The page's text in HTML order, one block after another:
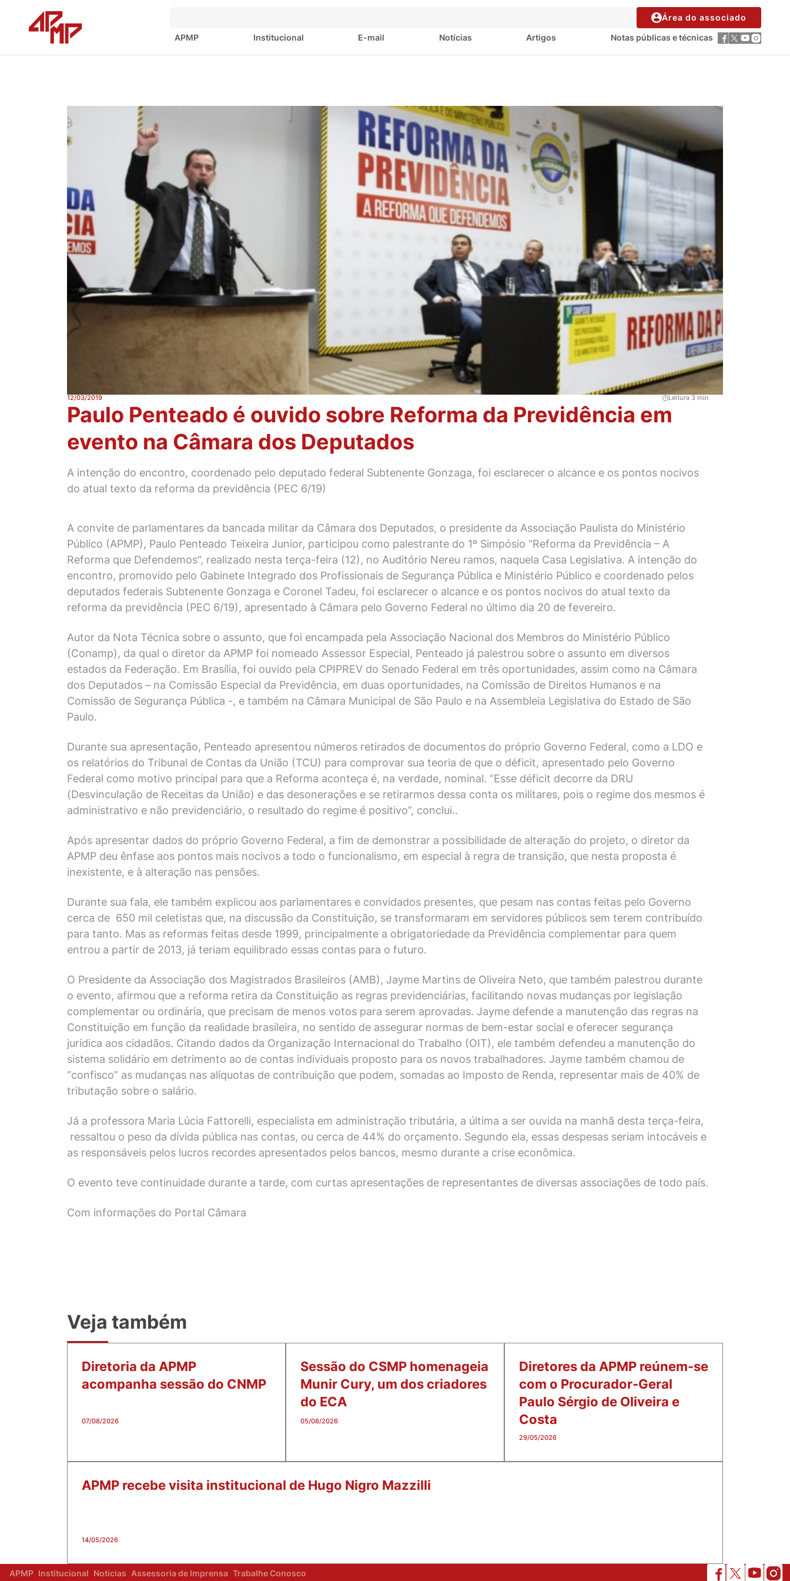
Área do associado
APMP
Institucional E-mail Notícias Artigos Notas públicas e técnicas
12/03/2019 Leitura 3 min
Paulo Penteado é ouvido sobre Reforma da Previdência em
evento na Câmara dos Deputados
A intenção do encontro, coordenado pelo deputado federal Subtenente Gonzaga, foi esclarecer o alcance e os pontos nocivos
do atual texto da reforma da previdência (PEC 6/19)
A convite de parlamentares da bancada militar da Câmara dos Deputados, o presidente da Associação Paulista do Ministério
Público (APMP), Paulo Penteado Teixeira Junior, participou como palestrante do 1º Simpósio “Reforma da Previdência – A
Reforma que Defendemos”, realizado nesta terça-feira (12), no Auditório Nereu ramos, naquela Casa Legislativa. A intenção do
encontro, promovido pelo Gabinete Integrado dos Profissionais de Segurança Pública e Ministério Público e coordenado pelos
deputados federais Subtenente Gonzaga e Coronel Tadeu, foi esclarecer o alcance e os pontos nocivos do atual texto da
reforma da previdência (PEC 6/19), apresentado à Câmara pelo Governo Federal no último dia 20 de fevereiro.
Autor da Nota Técnica sobre o assunto, que foi encampada pela Associação Nacional dos Membros do Ministério Público
(Conamp), da qual o diretor da APMP foi nomeado Assessor Especial, Penteado já palestrou sobre o assunto em diversos
estados da Federação. Em Brasília, foi ouvido pela CPIPREV do Senado Federal em três oportunidades, assim como na Câmara
dos Deputados – na Comissão Especial da Previdência, em duas oportunidades, na Comissão de Direitos Humanos e na
Comissão de Segurança Pública -, e também na Câmara Municipal de São Paulo e na Assembleia Legislativa do Estado de São
Paulo.
Durante sua apresentação, Penteado apresentou números retirados de documentos do próprio Governo Federal, como a LDO e
os relatórios do Tribunal de Contas da União (TCU) para comprovar sua teoria de que o déficit, apresentado pelo Governo
Federal como motivo principal para que a Reforma aconteça é, na verdade, nominal. “Esse déficit decorre da DRU
(Desvinculação de Receitas da União) e das desonerações e se retirarmos dessa conta os militares, pois o regime dos mesmos é
administrativo e não previdenciário, o resultado do regime é positivo”, conclui..
Após apresentar dados do próprio Governo Federal, a fim de demonstrar a possibilidade de alteração do projeto, o diretor da
APMP deu ênfase aos pontos mais nocivos a todo o funcionalismo, em especial à regra de transição, que nesta proposta é
inexistente, e à alteração nas pensões.
Durante sua fala, ele também explicou aos parlamentares e convidados presentes, que pesam nas contas feitas pelo Governo
cerca de 650 mil celetistas que, na discussão da Constituição, se transformaram em servidores públicos sem terem contribuído
para tanto. Mas as reformas feitas desde 1999, principalmente a obrigatoriedade da Previdência complementar para quem
entrou a partir de 2013, já teriam equilibrado essas contas para o futuro.
O Presidente da Associação dos Magistrados Brasileiros (AMB), Jayme Martins de Oliveira Neto, que também palestrou durante
o evento, afirmou que a reforma retira da Constituição as regras previdenciárias, facilitando novas mudanças por legislação
complementar ou ordinária, que precisam de menos votos para serem aprovadas. Jayme defende a manutenção das regras na
Constituição em função da realidade brasileira, no sentido de assegurar normas de bem-estar social e oferecer segurança
jurídica aos cidadãos. Citando dados da Organização Internacional do Trabalho (OIT), ele também defendeu a manutenção do
sistema solidário em detrimento ao de contas individuais proposto para os novos trabalhadores. Jayme também chamou de
“confisco” as mudanças nas alíquotas de contribuição que podem, somadas ao Imposto de Renda, representar mais de 40% de
tributação sobre o salário.
Já a professora Maria Lúcia Fattorelli, especialista em administração tributária, a última a ser ouvida na manhã desta terça-feira,
ressaltou o peso da dívida pública nas contas, ou cerca de 44% do orçamento. Segundo ela, essas despesas seriam intocáveis e
as responsáveis pelos lucros recordes apresentados pelos bancos, mesmo durante a crise econômica.
O evento teve continuidade durante a tarde, com curtas apresentações de representantes de diversas associações de todo país.
Com informações do Portal Câmara
Veja também
Diretoria da APMP
acompanha sessão do CNMP
07/08/2026
Sessão do CSMP homenageia
Munir Cury, um dos criadores
do ECA
05/08/2026
Diretores da APMP reúnem-se
com o Procurador-Geral
Paulo Sérgio de Oliveira e
Costa
29/05/2026
APMP recebe visita institucional de Hugo Nigro Mazzilli
14/05/2026
APMP Institucional Notícias Assessoria de Imprensa Trabalhe Conosco